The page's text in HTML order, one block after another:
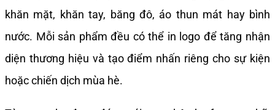
khăn mặt, khăn tay, băng đô, áo thun mát hay bình
nước. Mỗi sản phẩm đều có thể in logo để tăng nhận
diện thương hiệu và tạo điểm nhấn riêng cho sự kiện
hoặc chiến dịch mùa hè.